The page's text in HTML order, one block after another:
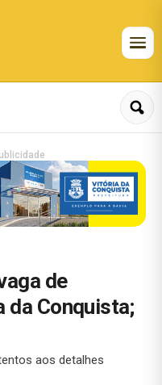
de
da Conquista;
aos detalhes